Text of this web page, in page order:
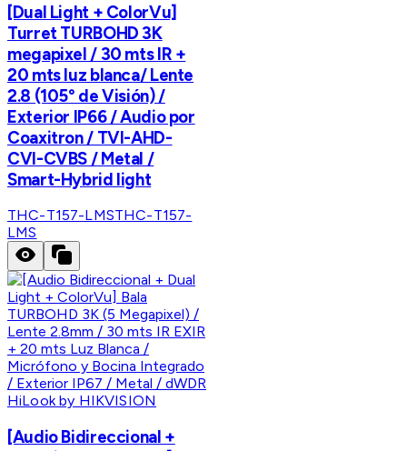
[Dual Light + ColorVu]
Turret TURBOHD 3K
megapixel / 30 mts IR +
20 mts luz blanca/ Lente
2.8 (105° de Visión) /
Exterior IP66 / Audio por
Coaxitron / TVI-AHD-
CVI-CVBS / Metal /
Smart-Hybrid light
THC-T157-LMSTHC-T157-
LMS
HiLook by HIKVISION
[Audio Bidireccional +